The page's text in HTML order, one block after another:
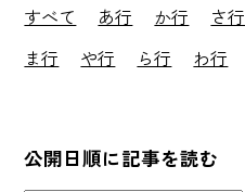
すべて あ行 か行 さ行
ま行
や行 ら行 わ行
公開日順に記事を読む